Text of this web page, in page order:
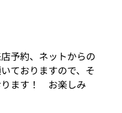
予約、ネットからの
ておりますので、そ
ります！ お楽しみ